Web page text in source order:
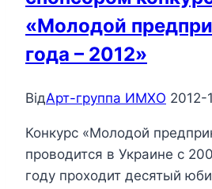
«Молодой
года – 2012»
ВідАрт-группа ИМХО 2012-
Конкурс «Молодой
проводится в Украине с
году проходит десятый